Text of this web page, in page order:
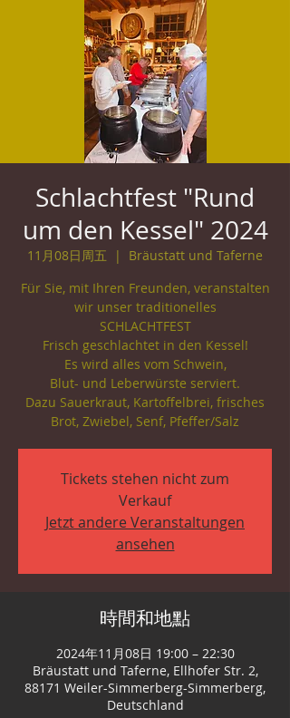
Schlachtfest "Rund
um den Kessel" 2024
11月08日周五
  |
Bräustatt und Taferne
Für Sie, mit Ihren Freunden, veranstalten
wir unser traditionelles
SCHLACHTFEST
Frisch geschlachtet in den Kessel!
Es wird alles vom Schwein,
Blut- und Leberwürste serviert.
Dazu Sauerkraut, Kartoffelbrei, frisches
Tickets stehen nicht zum
Verkauf
Jetzt andere Veranstaltungen
ansehen
時間和地點
2024年11月08日 19:00 – 22:30
Bräustatt und Taferne, Ellhofer Str. 2,
88171 Weiler-Simmerberg-Simmerberg,
Deutschland